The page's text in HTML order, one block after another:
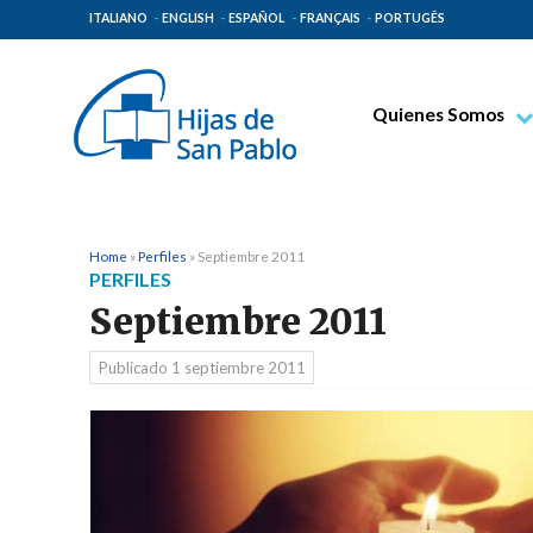
ITALIANO ENGLISH ESPAÑOL FRANÇAIS PORTUGÊS
Quienes Somos
Lugares de Origen
Familia Paulina
Home »Perfiles » Septiembre 2011
PERFILES
Septiembre 2011
Publicado 1 septiembre 2011